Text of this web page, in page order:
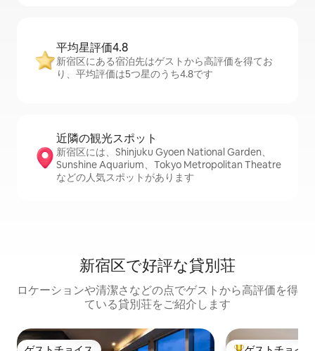
平均星評価4.8
新宿区にある宿泊先はゲストから高評価を得てお
り、平均評価は5つ星のうち4.8です
近隣の観光ス⁠ポ⁠ッ⁠ト
新宿区には、Shinjuku Gyoen National Garden、
Sunshine Aquarium、Tokyo Metropolitan Theatre
などの人気スポットがあります
新宿区で好評な貸別荘
ロケーションや清潔さなどの点でゲストから高評価を得
ている貸別荘をご紹介します